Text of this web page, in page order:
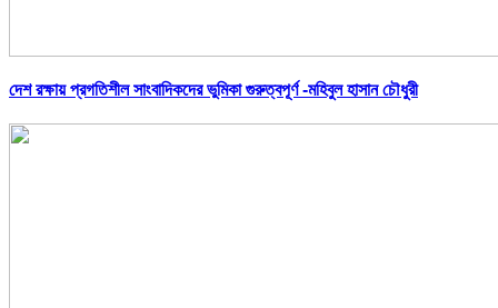
দেশ রক্ষায় প্রগতিশীল সাংবাদিকদের ভুমিকা গুরুত্বপূর্ণ -মহিবুল হাসান চৌধুরী